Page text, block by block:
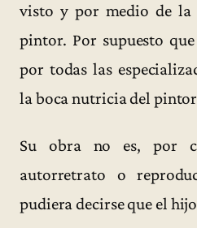
visto y por medio de la
pintor. Por supuesto
por todas las
la boca nutricia del
Su obra no es, por
autorretrato o
pudiera decirse que el